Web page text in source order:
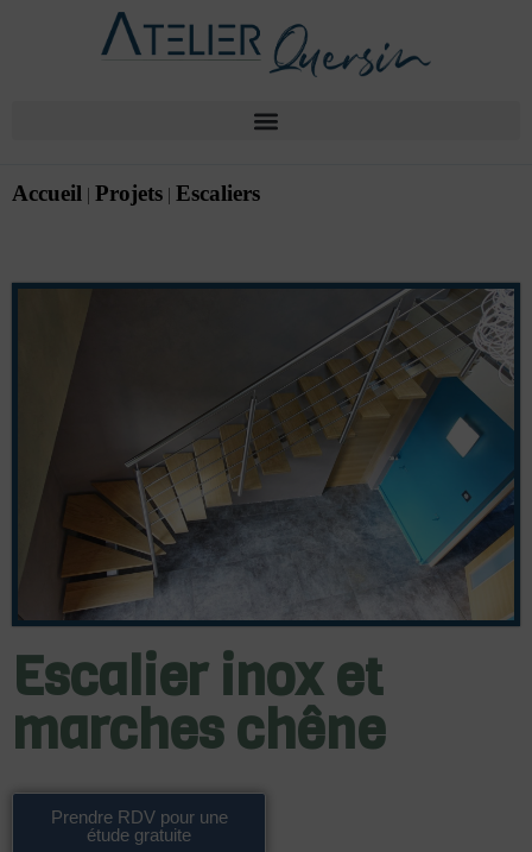
Accueil | Projets | Escaliers
Escalier inox et
marches chêne
Prendre RDV pour une
étude gratuite